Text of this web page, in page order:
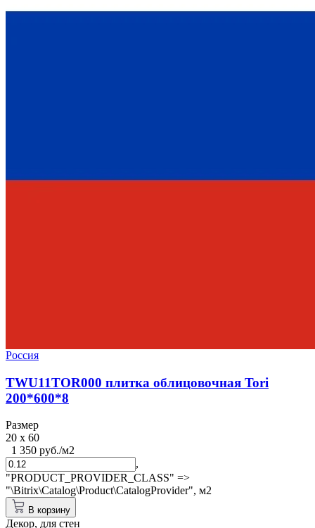
Россия
TWU11TOR000 плитка облицовочная Tori
200*600*8
Размер
20 x 60
1 350 руб./м2
,
"PRODUCT_PROVIDER_CLASS" =>
"\Bitrix\Catalog\Product\CatalogProvider", м2
В корзину
Декор, для стен